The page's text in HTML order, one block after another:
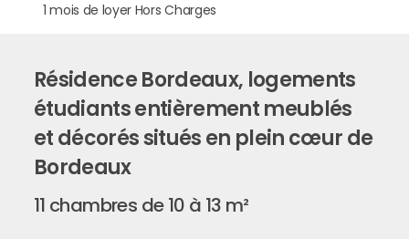
1 mois de loyer Hors Charges
Résidence Bordeaux, logements
étudiants entièrement meublés
et décorés situés en plein cœur de
Bordeaux
11 chambres de 10 à 13 m²